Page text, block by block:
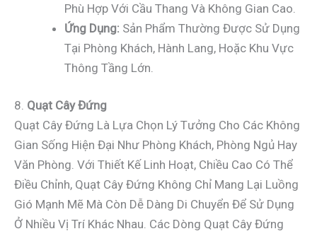
Phù Hợp Với Cầu Thang Và Không Gian Cao.
Ứng Dụng: Sản Phẩm Thường Được Sử Dụng
Tại Phòng Khách, Hành Lang, Hoặc Khu Vực
Thông Tầng Lớn.
8. Quạt Cây Đứng
Quạt Cây Đứng Là Lựa Chọn Lý Tưởng Cho Các Không
Gian Sống Hiện Đại Như Phòng Khách, Phòng Ngủ Hay
Văn Phòng. Với Thiết Kế Linh Hoạt, Chiều Cao Có Thể
Điều Chỉnh, Quạt Cây Đứng Không Chỉ Mang Lại Luồng
Gió Mạnh Mẽ Mà Còn Dễ Dàng Di Chuyển Để Sử Dụng
Ở Nhiều Vị Trí Khác Nhau. Các Dòng Quạt Cây Đứng